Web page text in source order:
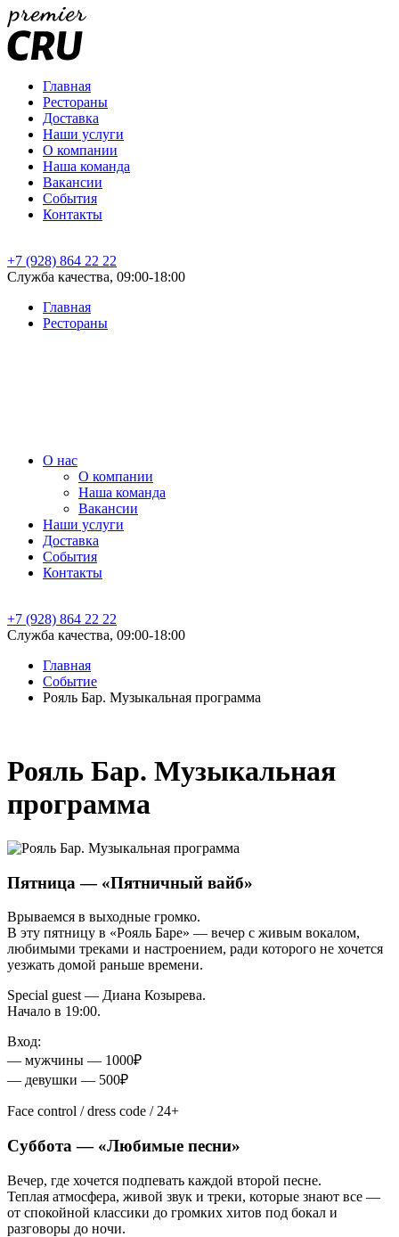
Главная
Рестораны
Доставка
Наши услуги
О компании
Наша команда
Вакансии
События
Контакты
+7 (928) 864 22 22
Служба качества, 09:00-18:00
Главная
Рестораны
О нас
О компании
Наша команда
Вакансии
Наши услуги
Доставка
События
Контакты
+7 (928) 864 22 22
Служба качества, 09:00-18:00
Главная
Событие
Рояль Бар. Музыкальная программа
Рояль Бар. Музыкальная
программа
Пятница — «Пятничный вайб»
Врываемся в выходные громко.
В эту пятницу в «Рояль Баре» — вечер с живым вокалом,
любимыми треками и настроением, ради которого не хочется
уезжать домой раньше времени.
Special guest — Диана Козырева.
Начало в 19:00.
Вход:
— мужчины — 1000₽
— девушки — 500₽
Face control / dress code / 24+
Суббота — «Любимые песни»
Вечер, где хочется подпевать каждой второй песне.
Теплая атмосфера, живой звук и треки, которые знают все —
от спокойной классики до громких хитов под бокал и
разговоры до ночи.